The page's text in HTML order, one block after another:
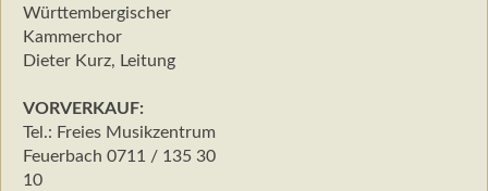
Württembergischer
Kammerchor
Dieter Kurz, Leitung
VORVERKAUF:
Tel.: Freies Musikzentrum
Feuerbach 0711 / 135 30
10